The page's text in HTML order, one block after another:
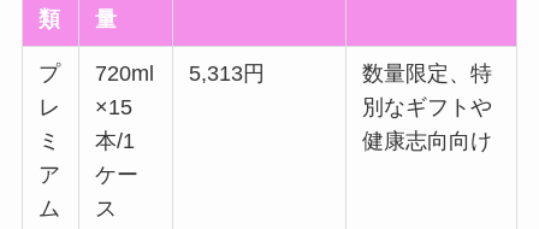
類
量
プ
レ
ミ
ア
ム
720ml
×15
本/1
ケー
ス
5,313円
数量限定、特
別なギフトや
健康志向向け